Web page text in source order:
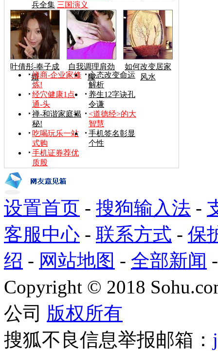
兵全集 三国演义
叶倩彤-奉子成
婚
自我调理肩劲
腰
如何改变居家
风水
禅商-企业家修
炼!
心态改变命运
解析
经穴健康1点
通-头
养生12字诀孔
令谦
禅-和谐家庭揭
秘!
<道德经>的大
智慧
吃喝玩乐一站
式购
手机签名彰显
个性
手机证券荐优
质股
设置首页 - 搜狗输入法 -
客服中心 - 联系方式 - 保
绍 - 网站地图 - 全部新闻
Copyright © 2018
公司 版权所有
搜狐不良信息举报邮箱：